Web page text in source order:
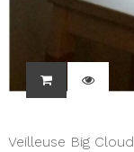
Veilleuse Big Cloud